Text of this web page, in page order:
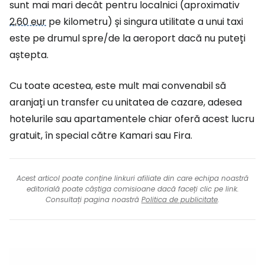
sunt mai mari decât pentru localnici (aproximativ
2,60 eur pe kilometru) și singura utilitate a unui taxi
este pe drumul spre/de la aeroport dacă nu puteți
aștepta.
Cu toate acestea, este mult mai convenabil să
aranjați un transfer cu unitatea de cazare, adesea
hotelurile sau apartamentele chiar oferă acest lucru
gratuit, în special către Kamari sau Fira.
Acest articol poate conține linkuri afiliate din care echipa noastră
editorială poate câștiga comisioane dacă faceți clic pe link.
Consultați pagina noastră Politica de publicitate.